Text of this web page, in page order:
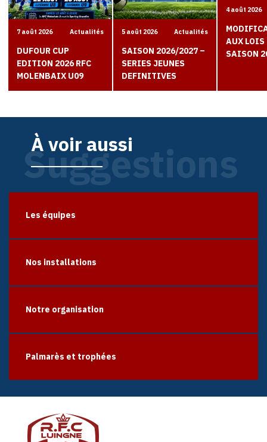
7 août 2026 Actualités
DUFOUR CUP
EDITION 2026 RFC
MOLENBAIX U09
5 août 2026 Actualités
SAISON 2026/2027 –
SERIES JEUNES
DEFINITIVES
4 août 2026
AUX LOIS
SAISON
À voir aussi
Suggestions
Les équipes
Nos installations
Notre organisation
Palmarès et trophées